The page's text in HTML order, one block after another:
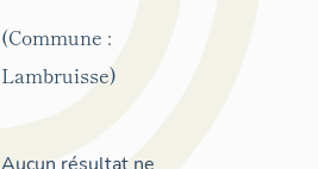
(Commune :
Lambruisse)